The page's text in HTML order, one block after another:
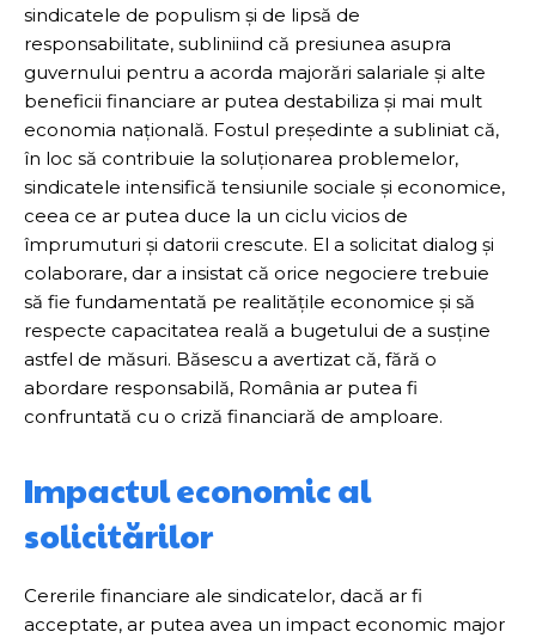
sindicatele de populism și de lipsă de
responsabilitate, subliniind că presiunea asupra
guvernului pentru a acorda majorări salariale și alte
beneficii financiare ar putea destabiliza și mai mult
economia națională. Fostul președinte a subliniat că,
în loc să contribuie la soluționarea problemelor,
sindicatele intensifică tensiunile sociale și economice,
ceea ce ar putea duce la un ciclu vicios de
împrumuturi și datorii crescute. El a solicitat dialog și
colaborare, dar a insistat că orice negociere trebuie
să fie fundamentată pe realitățile economice și să
respecte capacitatea reală a bugetului de a susține
astfel de măsuri. Băsescu a avertizat că, fără o
abordare responsabilă, România ar putea fi
confruntată cu o criză financiară de amploare.
Impactul economic al
solicitărilor
Cererile financiare ale sindicatelor, dacă ar fi
acceptate, ar putea avea un impact economic major